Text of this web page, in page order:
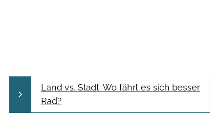
Land vs. Stadt: Wo fährt es sich besser
Rad?